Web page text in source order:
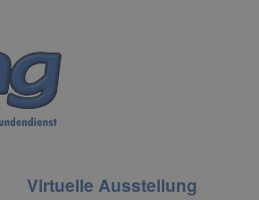
Virtuelle Ausstellung